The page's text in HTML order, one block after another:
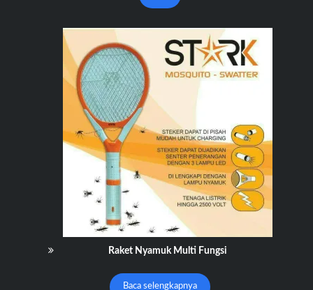
Raket Nyamuk Multi Fungsi
Baca selengkapnya